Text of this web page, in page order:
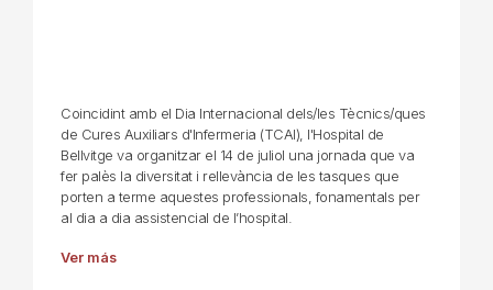
Coincidint amb el Dia Internacional dels/les Tècnics/ques
de Cures Auxiliars d'Infermeria (TCAI), l'Hospital de
Bellvitge va organitzar el 14 de juliol una jornada que va
fer palès la diversitat i rellevància de les tasques que
porten a terme aquestes professionals, fonamentals per
al dia a dia assistencial de l’hospital.
Ver más